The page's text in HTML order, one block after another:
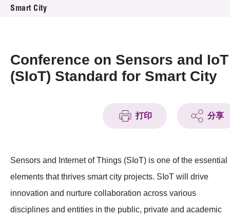
活动
新闻中心
Smart City
Conference on Sensors and IoT
(SIoT) Standard for Smart City
打印 分享
Sensors and Internet of Things (SIoT) is one of the essential
elements that thrives smart city projects. SIoT will drive
innovation and nurture collaboration across various
disciplines and entities in the public, private and academic